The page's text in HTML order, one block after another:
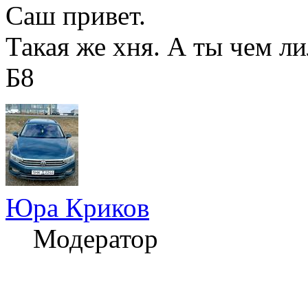
Саш привет.
Такая же хня. А ты чем
Б8
Юра Криков
Модератор